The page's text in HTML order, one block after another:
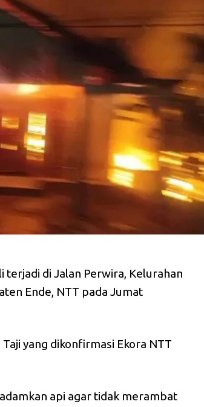
terjadi di Jalan Perwira, Kelurahan
Ende, NTT pada Jumat
yang dikonfirmasi Ekora NTT
api agar tidak merambat